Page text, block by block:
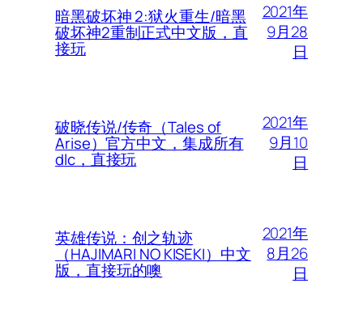
暗黑破坏神 2:狱火重生/暗黑
破坏神2重制正式中文版，直
接玩
2021年
9月28
日
破晓传说/传奇（Tales of
Arise）官方中文，集成所有
dlc，直接玩
2021年
9月10
日
英雄传说：创之轨迹
（HAJIMARI NO KISEKI）中文
版，直接玩的噢
2021年
8月26
日